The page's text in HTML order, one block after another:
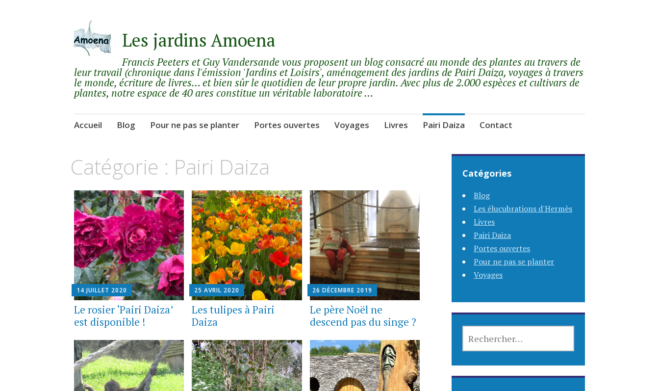
Les jardins Amoena
Francis Peeters et Guy Vandersande vous proposent un blog consacré au monde des plantes au travers de
leur travail (chronique dans l'émission 'Jardins et Loisirs', aménagement des jardins de Pairi Daiza, voyages à travers
le monde, écriture de livres… et bien sûr le quotidien de leur propre jardin. Avec plus de 2.000 espèces et cultivars de
plantes, notre espace de 40 ares constitue un véritable laboratoire …
Aller
principal
Accueil Blog Pour ne pas se planter Portes ouvertes Voyages Livres Pairi Daiza Contact
Catégorie : Pairi Daiza
14 JUILLET 2020
Le rosier ‘Pairi Daiza’
est disponible !
25 AVRIL 2020
Les tulipes à Pairi
Daiza
26 DÉCEMBRE 2019
Le père Noël ne
descend pas du singe ?
Catégories
Blog
Les élucubrations d'Hermès
Livres
Pairi Daiza
Portes ouvertes
Pour ne pas se planter
Voyages